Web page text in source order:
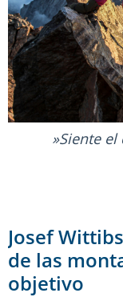
Siente
Josef
de las
objetivo